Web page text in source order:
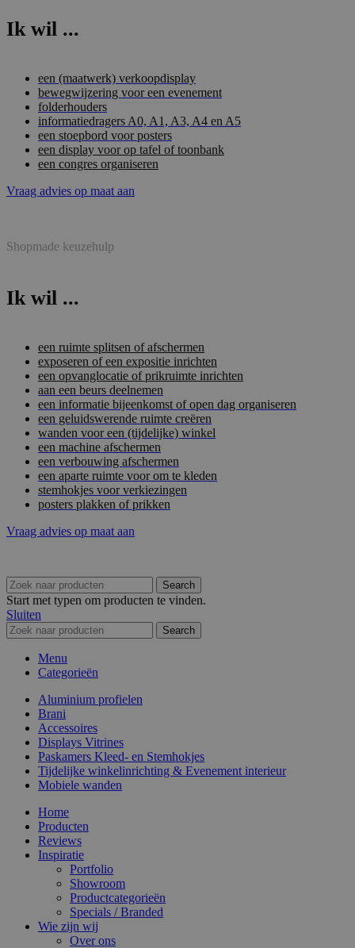
Ik wil ...
een (maatwerk) verkoopdisplay
bewegwijzering voor een evenement
folderhouders
informatiedragers A0, A1, A3, A4 en A5
een stoepbord voor posters
een display voor op tafel of toonbank
een congres organiseren
Vraag advies op maat aan
Shopmade keuzehulp
Ik wil ...
een ruimte splitsen of afschermen
exposeren of een expositie inrichten
een opvanglocatie of prikruimte inrichten
aan een beurs deelnemen
een informatie bijeenkomst of open dag organiseren
een geluidswerende ruimte creëren
wanden voor een (tijdelijke) winkel
een machine afschermen
een verbouwing afschermen
een aparte ruimte voor om te kleden
stemhokjes voor verkiezingen
posters plakken of prikken
Vraag advies op maat aan
Search
Start met typen om producten te vinden.
Sluiten
Search
Menu
Categorieën
Aluminium profielen
Brani
Accessoires
Displays Vitrines
Paskamers Kleed- en Stemhokjes
Tijdelijke winkelinrichting & Evenement interieur
Mobiele wanden
Home
Producten
Reviews
Inspiratie
Portfolio
Showroom
Productcategorieën
Specials / Branded
Wie zijn wij
Over ons